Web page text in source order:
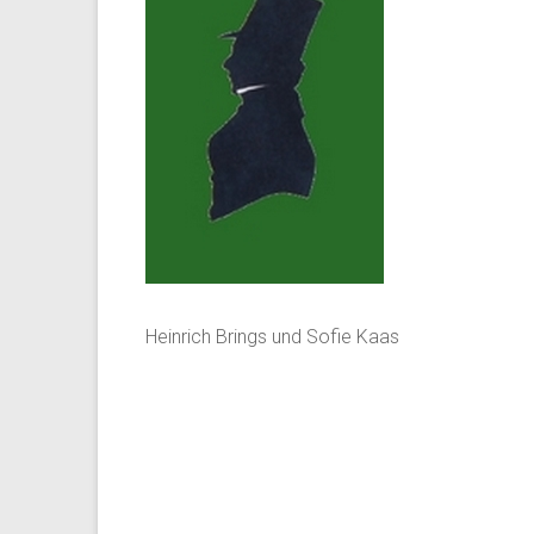
Heinrich Brings und Sofie Kaas